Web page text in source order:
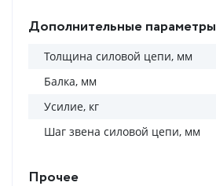
Дополнительные параметры
Толщина силовой цепи, мм
Балка, мм
Усилие, кг
Шаг звена силовой цепи, мм
Прочее